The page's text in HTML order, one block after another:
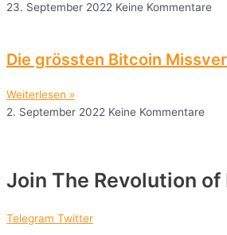
23. September 2022 Keine Kommentare
Die grössten Bitcoin
Weiterlesen »
2. September 2022 Keine Kommentare
Join The Revolution of
Telegram Twitter